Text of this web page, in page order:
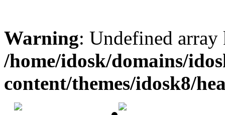
Warning: Undefined
/home/idosk/domains/
content/themes/idosk8/